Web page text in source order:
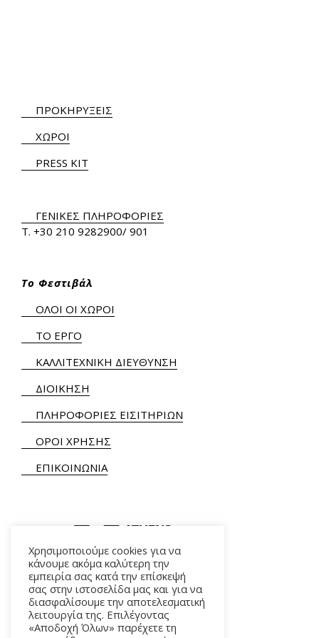
ΠΡΟΚΗΡΥΞΕΙΣ
ΧΩΡΟΙ
PRESS KIT
ΓΕΝΙΚΕΣ ΠΛΗΡΟΦΟΡΙΕΣ
Τ. +30 210 9282900/ 901
Το Φεστιβάλ
ΟΛΟΙ ΟΙ ΧΩΡΟΙ
ΤΟ ΕΡΓΟ
ΚΑΛΛΙΤΕΧΝΙΚΗ ΔΙΕΥΘΥΝΣΗ
ΔΙΟΙΚΗΣΗ
ΠΛΗΡΟΦΟΡΙΕΣ ΕΙΣΙΤΗΡΙΩΝ
ΟΡΟΙ ΧΡΗΣΗΣ
ΕΠΙΚΟΙΝΩΝΙΑ
ΑΛΚΜΗΝΗΣ 5 – 118 54 ΑΘΗΝΑ
Χρησιμοποιούμε cookies για να
κάνουμε ακόμα καλύτερη την
εμπειρία σας κατά την επίσκεψή
σας στην ιστοσελίδα μας και για να
διασφαλίσουμε την αποτελεσματική
λειτουργία της. Επιλέγοντας
«Αποδοχή Όλων» παρέχετε τη